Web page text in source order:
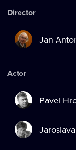
Director
Jan
Actor
Pavel